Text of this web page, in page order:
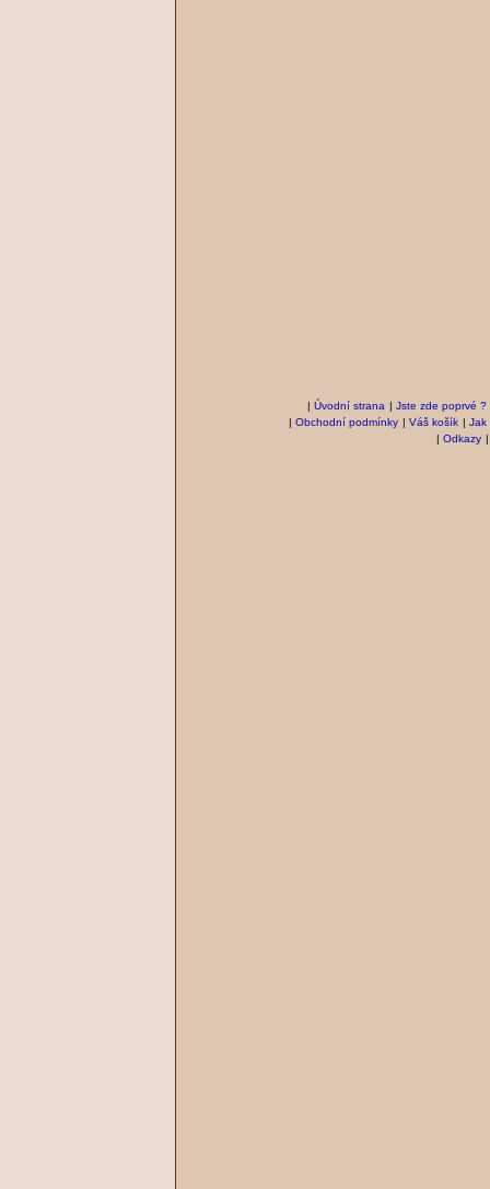
| Úvodní strana | Jste zde poprvé ?
| Obchodní podmínky | Váš košík | Jak
| Odkazy